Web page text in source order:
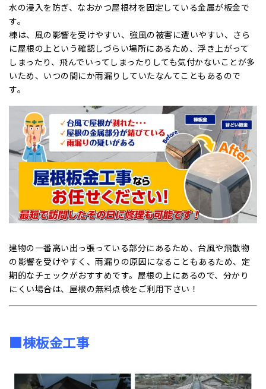
水の浸入を防ぎ、なおかつ屋根材を固定している金属が板金で
す。
棟は、風の影響を受けやすい、強風の被害に遭いやすい、さら
に屋根の上という確認しづらい場所にあるため、浮き上がって
しまったり、飛んでいってしまったりしても気付かないことが多
いため、いつの間にか雨漏りしていたなんてこともあるので
す。
建物の一番高い出っ張っている部分にあるため、台風や飛散物
の影響を受けやすく、雨漏りの原因になることもあるため、定
期的なチェックがおすすめです。屋根の上にあるので、分かり
にくい場合は、屋根の無料点検をご利用下さい！
■棟板金工事